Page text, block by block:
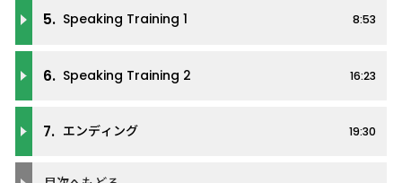
5. Speaking Training 1 8:53
6. Speaking Training 2 16:23
7. エンディング 19:30